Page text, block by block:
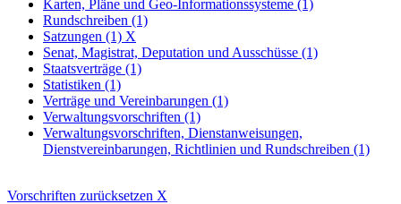
Karten, Pläne und Geo-Informationssysteme (1)
Rundschreiben (1)
Satzungen (1) X
Senat, Magistrat, Deputation und Ausschüsse (1)
Staatsverträge (1)
Statistiken (1)
Verträge und Vereinbarungen (1)
Verwaltungsvorschriften (1)
Verwaltungsvorschriften, Dienstanweisungen,
Dienstvereinbarungen, Richtlinien und Rundschreiben (1)
Vorschriften zurücksetzen X